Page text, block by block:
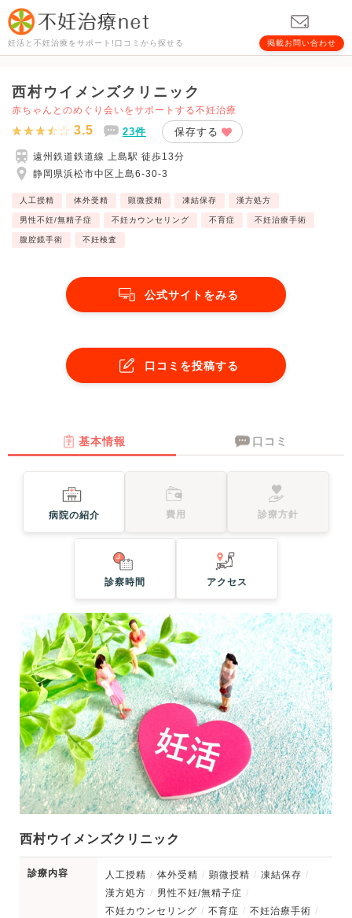
妊活と不妊治療をサポート!口コミから探せる 掲載お問い合わせ
西村ウイメンズクリニック
赤ちゃんとのめぐり会いをサポートする不妊治療
3.5 23件 保存する
遠州鉄道鉄道線 上島駅 徒歩13分
静岡県浜松市中区上島6-30-3
人工授精 体外受精 顕微授精 凍結保存 漢方処方
男性不妊/無精子症 不妊カウンセリング 不育症 不妊治療手術
腹腔鏡手術 不妊検査
公式サイトをみる
口コミを投稿する
基本情報 口コミ
病院の紹介 費用 診療方針
診察時間 アクセス
西村ウイメンズクリニック
診療内容 人工授精 体外受精 顕微授精
凍結保存
漢方処方
男性不妊/無精子症
不妊カウンセリング
不育症
不妊治療手術